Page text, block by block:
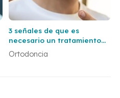
3 señales de que es
necesario un tratamiento
de ortodoncia
Ortodoncia